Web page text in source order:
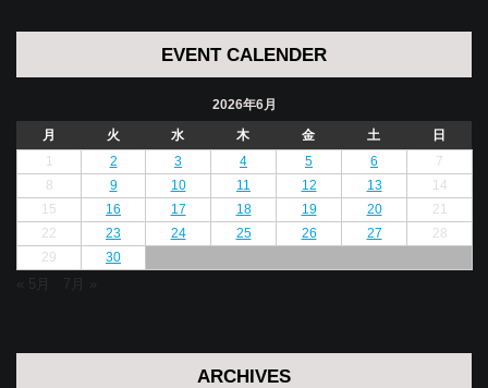
EVENT CALENDER
2026年6月
月
火 水 木 金 土
日
1
2 3 4 5 6
7
8
9 10 11 12 13
14
15
16 17 18 19 20
21
22
23 24 25 26 27
28
29
30
« 5月 7月 »
ARCHIVES